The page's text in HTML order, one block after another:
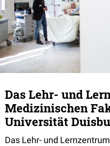
Das Lehr- und
Medizinischen
Universität
Das Lehr- und